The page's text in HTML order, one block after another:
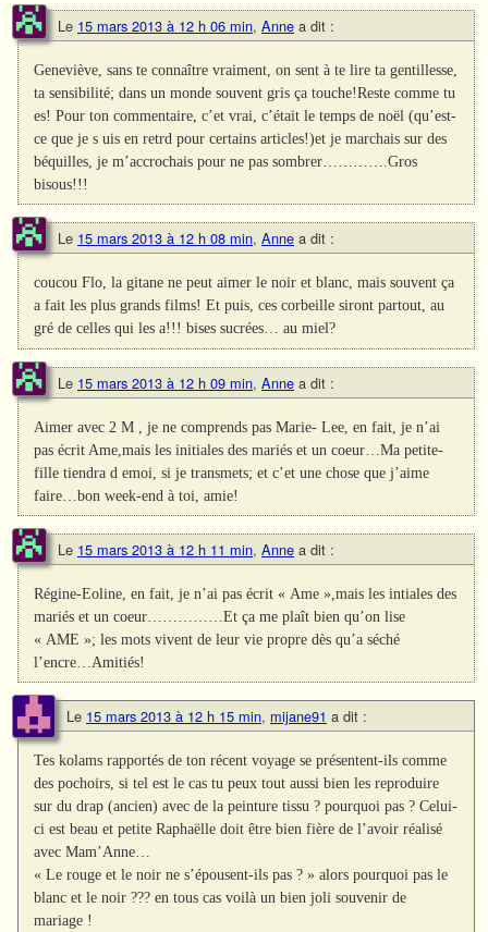
Le 15 mars 2013 à 12 h 06 min, Anne a dit :
Geneviève, sans te connaître vraiment, on sent à te lire ta gentillesse,
ta sensibilité; dans un monde souvent gris ça touche!Reste comme tu
es! Pour ton commentaire, c’et vrai, c’était le temps de noël (qu’est-
ce que je s uis en retrd pour certains articles!)et je marchais sur des
béquilles, je m’accrochais pour ne pas sombrer………….Gros
bisous!!!
Le 15 mars 2013 à 12 h 08 min, Anne a dit :
coucou Flo, la gitane ne peut aimer le noir et blanc, mais souvent ça
a fait les plus grands films! Et puis, ces corbeille siront partout, au
gré de celles qui les a!!! bises sucrées… au miel?
Le 15 mars 2013 à 12 h 09 min, Anne a dit :
Aimer avec 2 M , je ne comprends pas Marie- Lee, en fait, je n’ai
pas écrit Ame,mais les initiales des mariés et un coeur…Ma petite-
fille tiendra d emoi, si je transmets; et c’et une chose que j’aime
faire…bon week-end à toi, amie!
Le 15 mars 2013 à 12 h 11 min, Anne a dit :
Régine-Eoline, en fait, je n’ai pas écrit « Ame »,mais les intiales des
mariés et un coeur……………Et ça me plaît bien qu’on lise
« AME »; les mots vivent de leur vie propre dès qu’a séché
l’encre…Amitiés!
Le 15 mars 2013 à 12 h 15 min, mijane91 a dit :
Tes kolams rapportés de ton récent voyage se présentent-ils comme
des pochoirs, si tel est le cas tu peux tout aussi bien les reproduire
sur du drap (ancien) avec de la peinture tissu ? pourquoi pas ? Celui-
ci est beau et petite Raphaëlle doit être bien fière de l’avoir réalisé
avec Mam’Anne…
« Le rouge et le noir ne s’épousent-ils pas ? » alors pourquoi pas le
blanc et le noir ??? en tous cas voilà un bien joli souvenir de
mariage !